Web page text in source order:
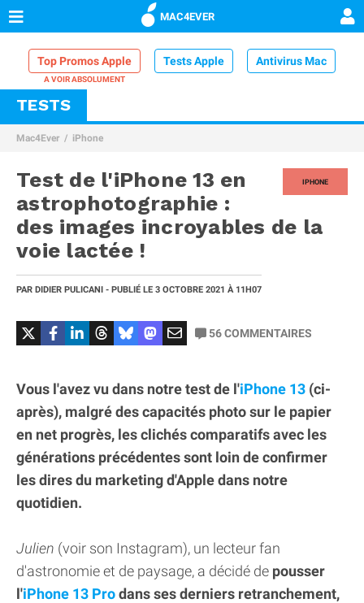
MAC4EVER
Top Promos Apple Tests Apple Antivirus Mac
VPN Mac
Comparatif iPhone
TESTS
Mac4Ever iPhone
IPHONE
Test de l'iPhone 13 en
astrophotographie :
des images incroyables de la
voie lactée !
PAR DIDIER PULICANI - PUBLIÉ LE 3 OCTOBRE 2021 À 11H07
56COMMENTAIRES
Vous l'avez vu dans notre test de l'iPhone 13 (ci-
après), malgré des capacités photo sur le papier
en net progrès, les clichés comparatifs avec les
générations précédentes sont loin de confirmer
les dires du marketing d'Apple dans notre
quotidien.
Julien (voir son Instagram), un lecteur fan
d'astronomie et de paysage, a décidé de pousser
l'iPhone 13 Prodans ses derniers retranchement,